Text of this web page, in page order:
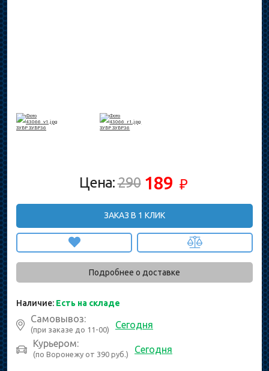
Цена:290 189 ₽
ЗАКАЗ В 1 КЛИК
Подробнее о доставке
Наличие: Есть на складе
Самовывоз:
(при заказе до 11-00)
Сегодня
Курьером:
(по Воронежу от 390 руб.) Сегодня